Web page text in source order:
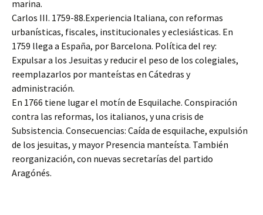
marina.
Carlos III. 1759-88.Experiencia Italiana, con reformas
urbanísticas, fiscales, institucionales y eclesiásticas. En
1759 llega a España, por Barcelona. Política del rey:
Expulsar a los Jesuitas y reducir el peso de los colegiales,
reemplazarlos por manteístas en Cátedras y
administración.
En 1766 tiene lugar el motín de Esquilache. Conspiración
contra las reformas, los italianos, y una crisis de
Subsistencia. Consecuencias: Caída de esquilache, expulsión
de los jesuitas, y mayor Presencia manteísta. También
reorganización, con nuevas secretarías del partido
Aragónés.